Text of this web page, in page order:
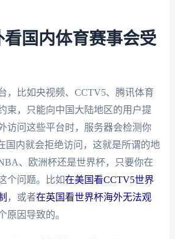
看国内体育赛事会受
，比如央视频、CCTV5、腾讯体育
束，只能向中国大陆地区的用户提
访问这些平台时，服务器会检测你
国内就会拒绝访问，这就是所谓的地
、欧洲杯还是世界杯，只要你在
个问题。比如在美国看CCTV5世界
，或者在英国看世界杯海外无法观
原因导致的。